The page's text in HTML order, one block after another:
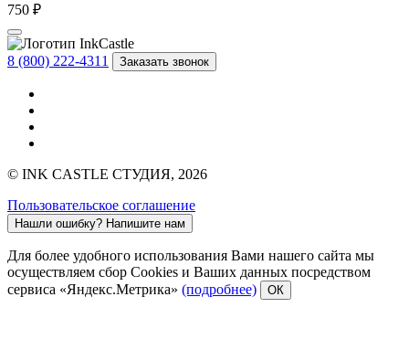
750 ₽
8 (800) 222-4311 Заказать звонок
© INK CASTLE СТУДИЯ, 2026
Пользовательское соглашение
Нашли ошибку? Напишите нам
Для более удобного использования Вами нашего сайта мы
осуществляем сбор Cookies и Ваших данных посредством
сервиса «Яндекс.Метрика» (подробнее) ОК